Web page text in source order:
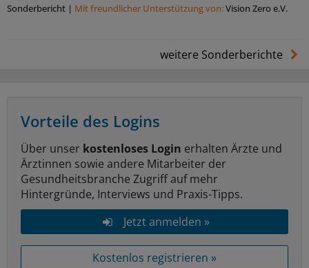
Sonderbericht | Mit freundlicher Unterstützung von:Vision Zero e.V.
weitere Sonderberichte
Vorteile des Logins
Über unser kostenloses Login erhalten Ärzte und
Ärztinnen sowie andere Mitarbeiter der
Gesundheitsbranche Zugriff auf mehr
Hintergründe, Interviews und Praxis-Tipps.
Jetzt anmelden »
Kostenlos registrieren »